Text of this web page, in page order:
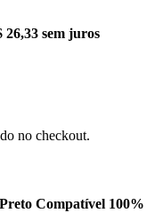
26,33 sem juros
no checkout.
Compatível 100%